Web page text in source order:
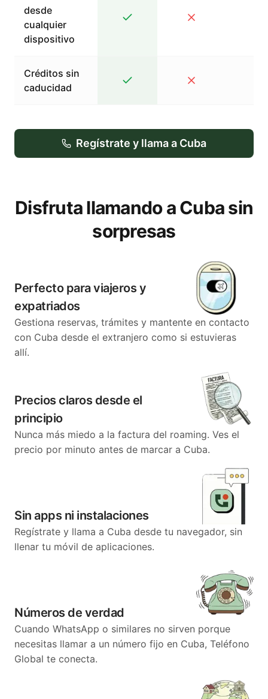
desde
cualquier
dispositivo
Créditos sin
caducidad
Regístrate y llama a Cuba
Disfruta llamando a Cuba sin
sorpresas
Perfecto para viajeros y
expatriados
Gestiona reservas, trámites y mantente en contacto
con Cuba desde el extranjero como si estuvieras
allí.
Precios claros desde el
principio
Nunca más miedo a la factura del roaming. Ves el
precio por minuto antes de marcar a Cuba.
Sin apps ni instalaciones
Regístrate y llama a Cuba desde tu navegador, sin
llenar tu móvil de aplicaciones.
Números de verdad
Cuando WhatsApp o similares no sirven porque
necesitas llamar a un número fijo en Cuba, Teléfono
Global te conecta.